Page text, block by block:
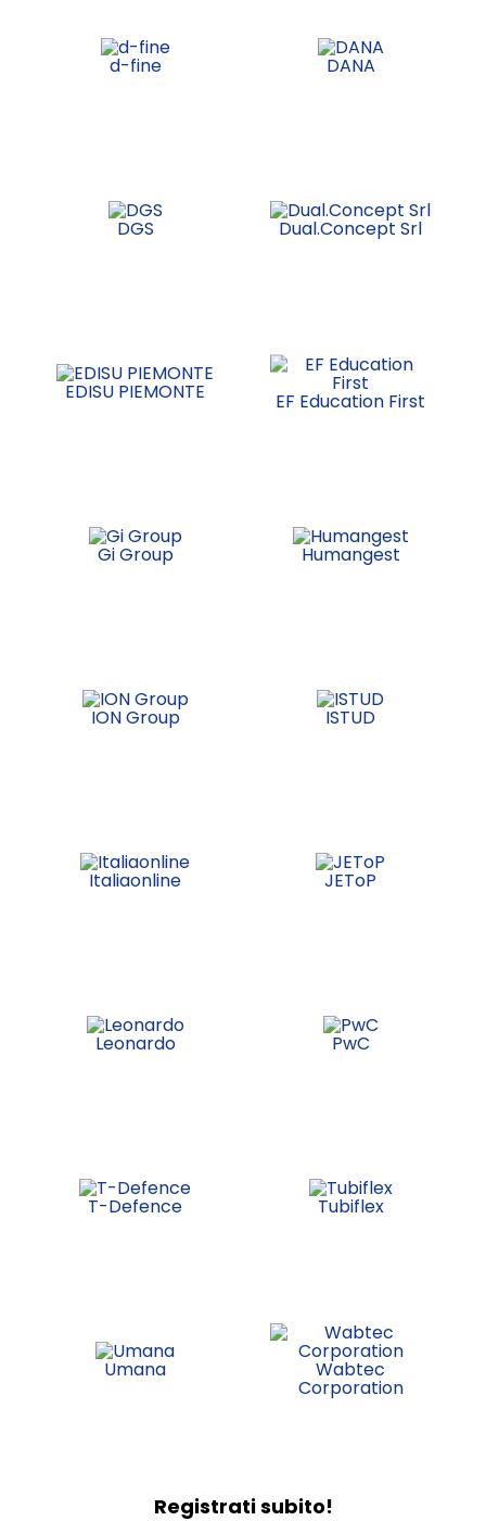
d-fine DANA
DGS Dual.Concept Srl
EDISU PIEMONTE EF Education First
Gi Group Humangest
ION Group ISTUD
Italiaonline JEToP
Leonardo PwC
T-Defence Tubiflex
Umana Wabtec
Corporation
Registrati subito!